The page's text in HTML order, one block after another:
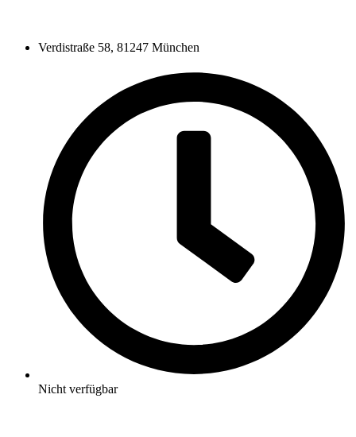
Verdistraße 58, 81247 München
Nicht verfügbar